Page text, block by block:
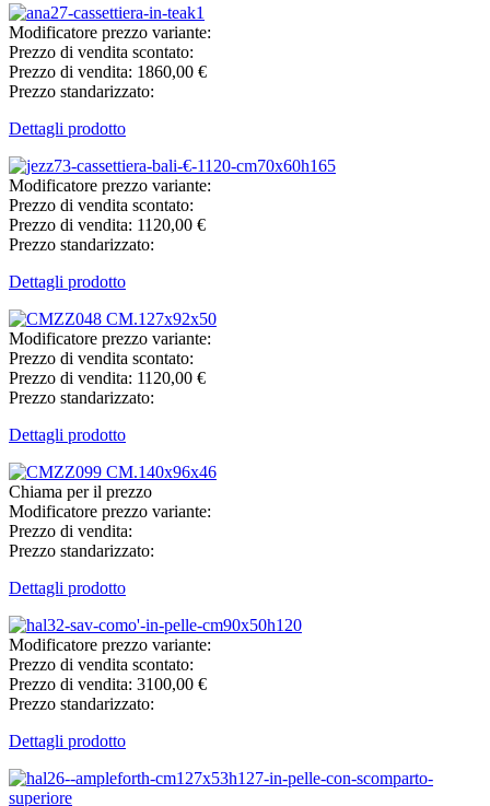
Modificatore prezzo variante:
Prezzo di vendita scontato:
Prezzo di vendita: 1860,00 €
Prezzo standarizzato:
Dettagli prodotto
Modificatore prezzo variante:
Prezzo di vendita scontato:
Prezzo di vendita: 1120,00 €
Prezzo standarizzato:
Dettagli prodotto
Modificatore prezzo variante:
Prezzo di vendita scontato:
Prezzo di vendita: 1120,00 €
Prezzo standarizzato:
Dettagli prodotto
Chiama per il prezzo
Modificatore prezzo variante:
Prezzo di vendita:
Prezzo standarizzato:
Dettagli prodotto
Modificatore prezzo variante:
Prezzo di vendita scontato:
Prezzo di vendita: 3100,00 €
Prezzo standarizzato:
Dettagli prodotto